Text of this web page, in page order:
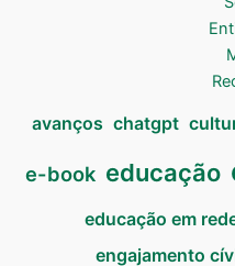
avanços chatgpt
e-book educação
educação em
engajamento